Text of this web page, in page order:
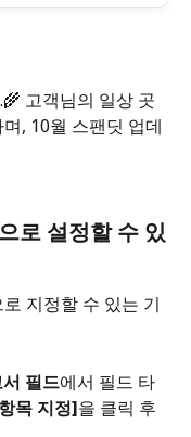
고객님의 일상 곳
, 10월 스팬딧 업데
로 설정할 수 있
지정할 수 있는 기
필드에서 필드 타
목 지정]을 클릭 후